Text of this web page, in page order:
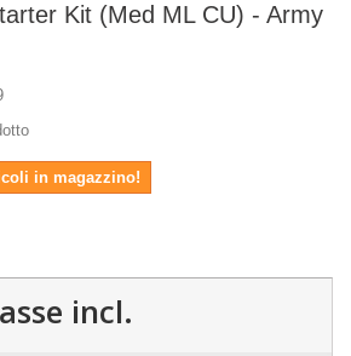
Kit (Med ML CU) - Army
in magazzino!
incl.